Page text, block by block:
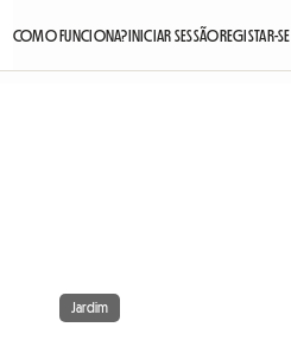
COMO FUNCIONA?INICIAR SESSÃOREGISTAR-SE
Jardim